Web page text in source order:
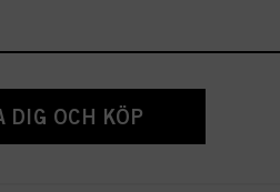
DIG OCH KÖP